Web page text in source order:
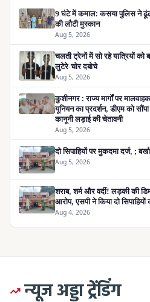
9 घंटे में कमाल: कसया पुलिस ने ढूंढ
की लौटी मुस्कान
Aug 5, 2026
चलती ट्रेनों में सो रहे यात्रियों को
लुटेरे-चोर दबोचे
Aug 5, 2026
कुशीनगर : राज्य मार्गों पर
यूनियन का प्रदर्शन, डीएम को
कानूनी लड़ाई की चेतावनी
Aug 5, 2026
दो सिपाहियों पर मुकदमा दर्ज, ;
Aug 5, 2026
शराब, शर्म और वर्दी! लड़की की
आरोप, एसपी ने किया दो
Aug 4, 2026
न्यूज अड्डा ट्रेंडिंग